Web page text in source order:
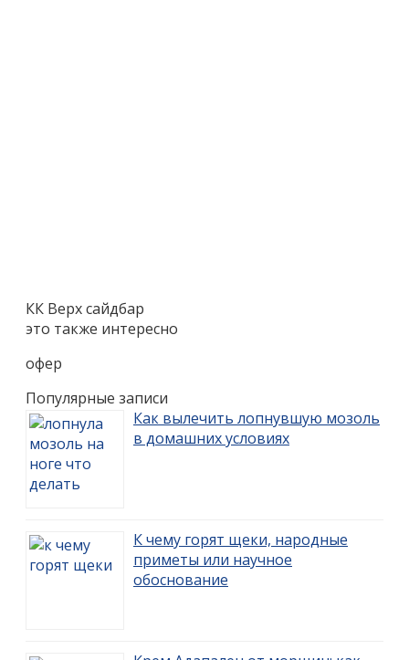
КК Верх сайдбар
это также интересно
офер
Популярные записи
Как вылечить лопнувшую мозоль
в домашних условиях
К чему горят щеки, народные
приметы или научное
обоснование